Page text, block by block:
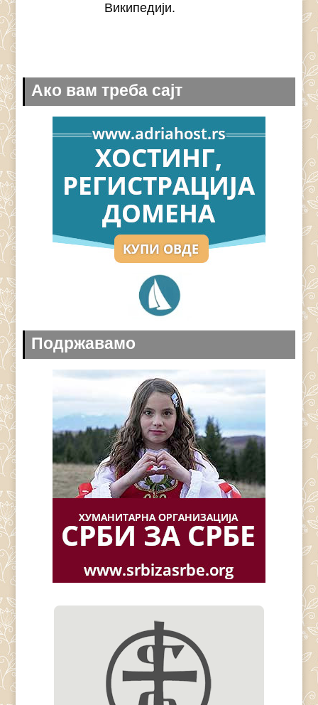
Википедији.
Ако вам треба сајт
Подржавамо